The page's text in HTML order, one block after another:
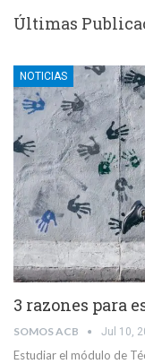
Últimas
NOTICIAS
3 razones para
SOMOS ACB Jul 10,
Estudiar el módulo de